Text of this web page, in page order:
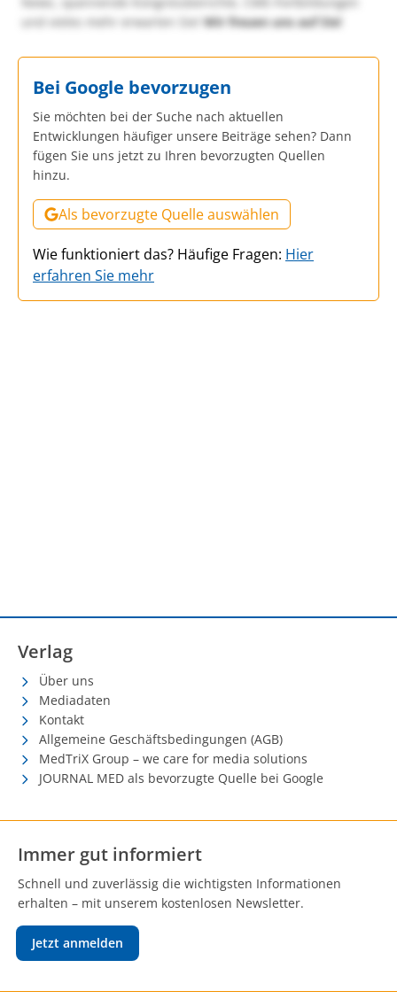
und vieles mehr erwarten Sie!Wir freuen uns auf Sie!
Bei Google bevorzugen
Sie möchten bei der Suche nach aktuellen
Entwicklungen häufiger unsere Beiträge sehen? Dann
fügen Sie uns jetzt zu Ihren bevorzugten Quellen
hinzu.
Als bevorzugte Quelle auswählen
Wie funktioniert das? Häufige Fragen: Hier
erfahren Sie mehr
Verlag
Über uns
Mediadaten
Kontakt
Allgemeine Geschäftsbedingungen (AGB)
MedTriX Group – we care for media solutions
JOURNAL MED als bevorzugte Quelle bei Google
Immer gut informiert
Schnell und zuverlässig die wichtigsten Informationen
erhalten – mit unserem kostenlosen Newsletter.
Jetzt anmelden